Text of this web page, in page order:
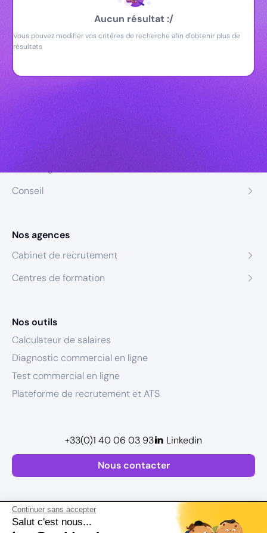
Continuer sans accepter
Salut c'est nous...
Aucun résultat :/
Vous pouvez modifier vos critères de recherche afin d'obtenir plus de
résultats
Conseil
Nos agences
Cabinet de recrutement
Centres de formation
Nos outils
Calculateur de salaires
Diagnostic commercial en ligne
Test commercial en ligne
Plateforme de recrutement et ATS
Nous contacter
+33(0)1 40 06 03 93 Linkedin